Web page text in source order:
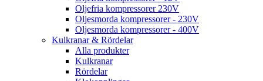
Oljefria kompressorer 230V
Oljesmorda kompressorer - 230V
Oljesmorda kompressorer - 400V
Kulkranar & Rördelar
Alla produkter
Kulkranar
Rördelar